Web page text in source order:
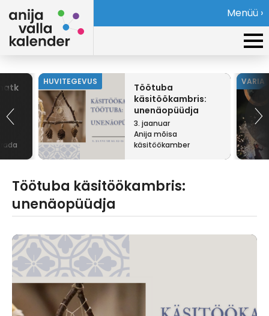
Menüü ›
HUVITEGEVUS
Töötuba
käsitöökambris:
unenäopüüdja
3. jaanuar
Anija mõisa
käsitöökamber
VARIA
Töötuba käsitöökambris:
unenäopüüdja